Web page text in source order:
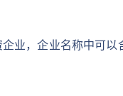
业，企业名称中可以